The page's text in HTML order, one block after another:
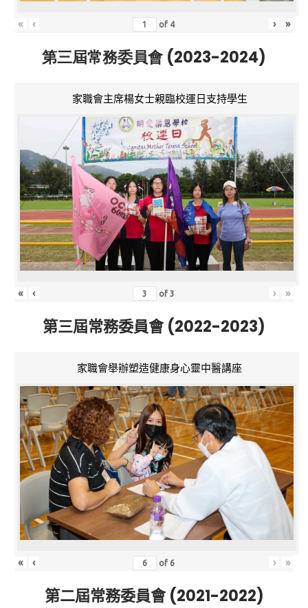
« ‹ of 4 › »
第三屆常務委員會 (2023-2024)
家職會主席楊女士親臨校運日支持學生
« ‹ of3 › »
第三屆常務委員會 (2022-2023)
家職會舉辦塑造健康身心靈中醫講座
« ‹ of 6 › »
第二屆常務委員會 (2021-2022)